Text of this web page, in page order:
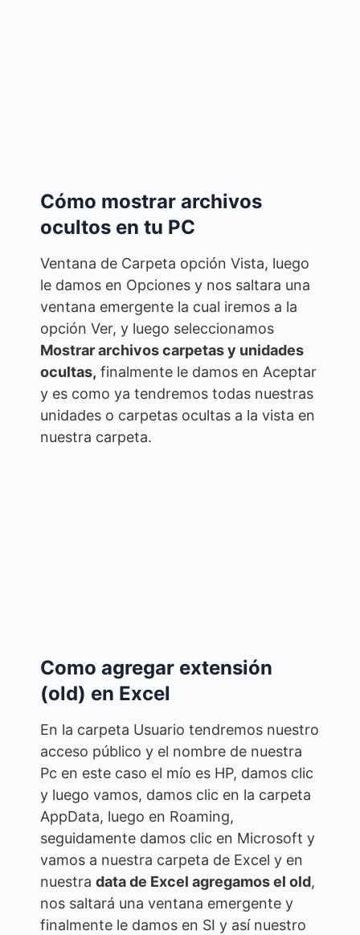
Cómo mostrar archivos
ocultos en tu PC
Ventana de Carpeta opción Vista, luego
le damos en Opciones y nos saltara una
ventana emergente la cual iremos a la
opción Ver, y luego seleccionamos
Mostrar archivos carpetas y unidades
ocultas, finalmente le damos en Aceptar
y es como ya tendremos todas nuestras
unidades o carpetas ocultas a la vista en
nuestra carpeta.
Como agregar extensión
(old) en Excel
En la carpeta Usuario tendremos nuestro
acceso público y el nombre de nuestra
Pc en este caso el mío es HP, damos clic
y luego vamos, damos clic en la carpeta
AppData, luego en Roaming,
seguidamente damos clic en Microsoft y
vamos a nuestra carpeta de Excel y en
nuestra data de Excel agregamos el old,
nos saltará una ventana emergente y
finalmente le damos en SI y así nuestro